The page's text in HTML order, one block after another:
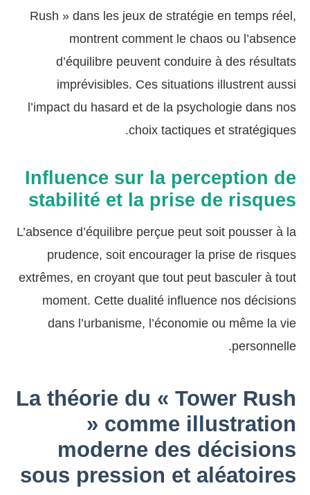
Rush » dans les jeux de stratégie en temps réel,
montrent comment le chaos ou l’absence
d’équilibre peuvent conduire à des résultats
imprévisibles. Ces situations illustrent aussi
l’impact du hasard et de la psychologie dans nos
choix tactiques et stratégiques.
Influence sur la perception de
stabilité et la prise de risques
L’absence d’équilibre perçue peut soit pousser à la
prudence, soit encourager la prise de risques
extrêmes, en croyant que tout peut basculer à tout
moment. Cette dualité influence nos décisions
dans l’urbanisme, l’économie ou même la vie
personnelle.
La théorie du « Tower Rush
» comme illustration
moderne des décisions
sous pression et aléatoires